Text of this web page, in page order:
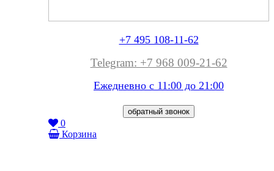
+7 495 108-11-62
Telegram: +7 968 009-21-62
Ежедневно с 11:00 до 21:00
обратный звонок
0
Корзина